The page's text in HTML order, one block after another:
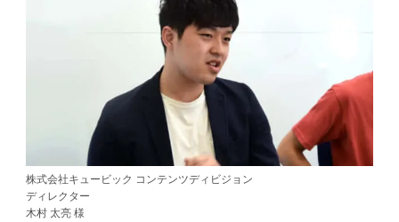
株式会社キュービック コンテンツディビジョン
ディレクター
木村 太亮 様